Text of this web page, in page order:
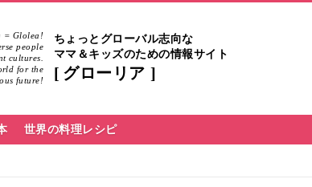
= Glolea!
people
cultures.
for the
future!
ちょっとグローバル志向な
ママ＆キッズのための情報サイト
グローリア
世界の料理レシピ